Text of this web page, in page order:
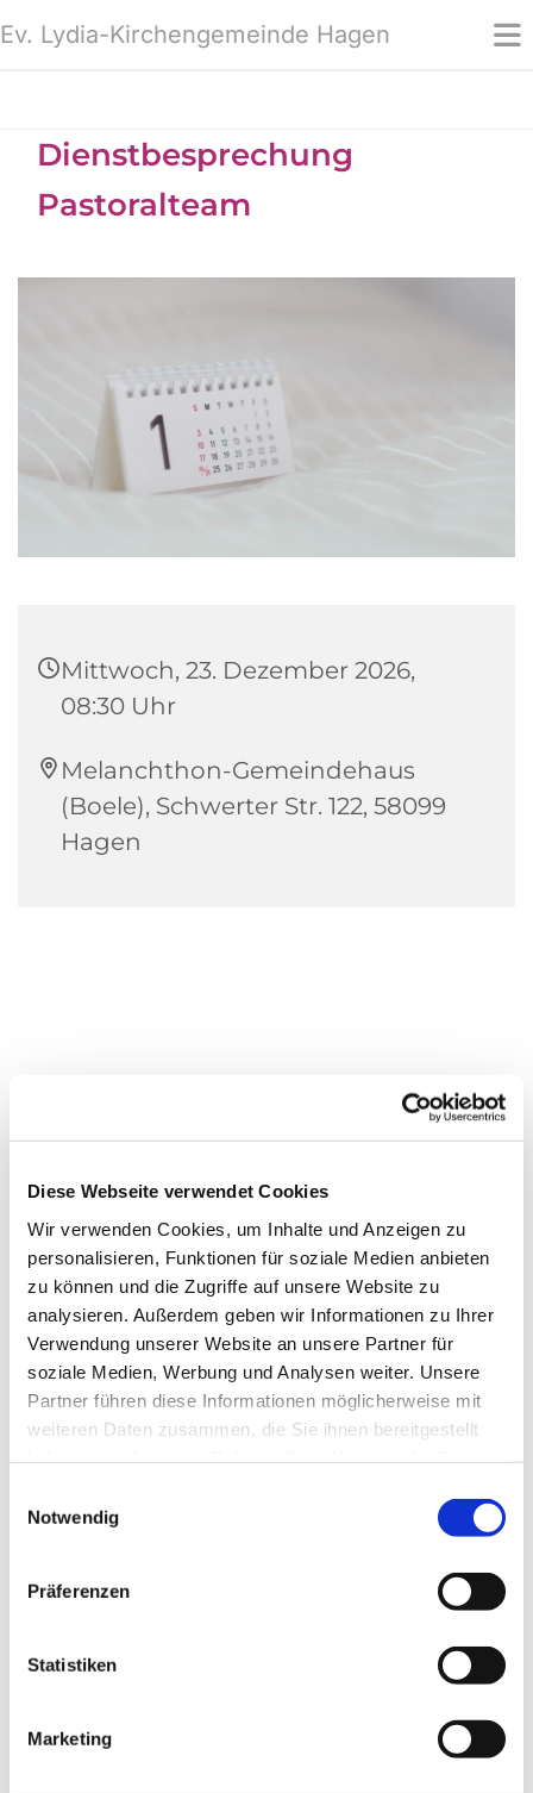
Diese Webseite verwendet Cookies
Wir verwenden Cookies, um Inhalte und Anzeigen zu
personalisieren, Funktionen für soziale Medien anbieten
zu können und die Zugriffe auf unsere Website zu
analysieren. Außerdem geben wir Informationen zu Ihrer
Verwendung unserer Website an unsere Partner für
soziale Medien, Werbung und Analysen weiter. Unsere
Partner führen diese Informationen möglicherweise mit
weiteren Daten zusammen, die Sie ihnen bereitgestellt
Notwendig
Präferenzen
Statistiken
Marketing
Ev. Lydia-Kirchengemeinde Hagen
Dienstbesprechung
Pastoralteam
Mittwoch, 23. Dezember 2026,
08:30 Uhr
Melanchthon-Gemeindehaus
(Boele), Schwerter Str. 122, 58099
Hagen
Dies könnte Sie auch
interessieren